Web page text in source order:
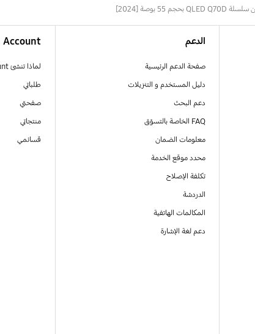
الدعم
صفحة الدعم الرئيسية
دليل المستخدم و التنزيلات
دعم البحث
FAQ الخاصة بالتسوّق
معلومات الضمان
محدد موقع الخدمة
تكلفة الإصلاح
الدردشة
المكالمات الهاتفية
دعم لغة الإشارة
Account
لماذا تنشئ Samsung Account
طلباتي
صفحتي
منتجاتي
قسائمي